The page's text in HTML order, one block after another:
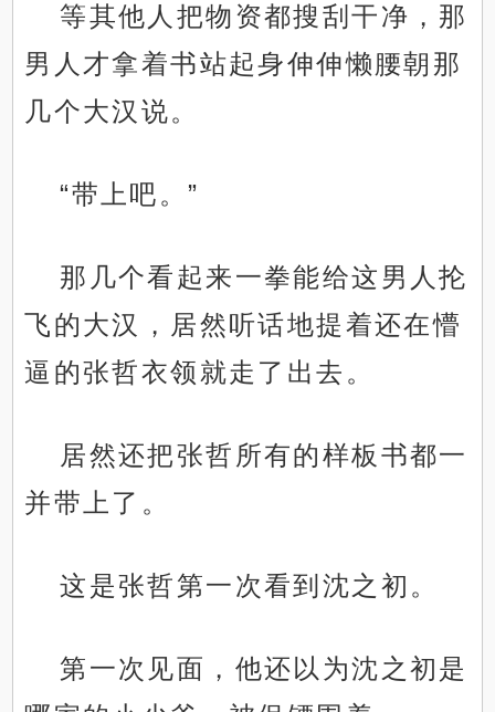
等其他人把物资都搜刮干净，那
男人才拿着书站起身伸伸懒腰朝那
几个大汉说。
“带上吧。”
那几个看起来一拳能给这男人抡
飞的大汉，居然听话地提着还在懵
逼的张哲衣领就走了出去。
居然还把张哲所有的样板书都一
并带上了。
这是张哲第一次看到沈之初。
第一次见面，他还以为沈之初是